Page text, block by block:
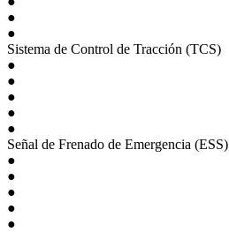
●
●
Sistema de Control de Tracción (TCS)
●
●
●
●
●
Señal de Frenado de Emergencia (ESS)
●
●
●
●
●